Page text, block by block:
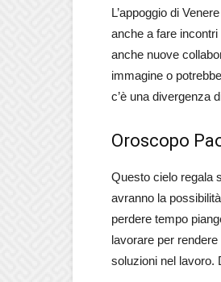
L’appoggio di
anche a fare
anche nuove
immagine o
c’è una divergenza
Oroscopo
Questo cielo regala
avranno la
perdere tempo
lavorare per
soluzioni nel lavoro.